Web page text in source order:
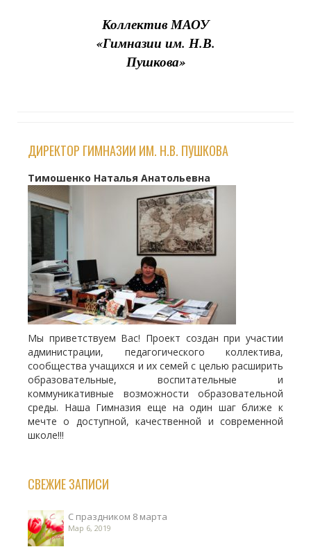
Коллектив МАОУ
«Гимназии им. Н.В.
Пушкова»
ДИРЕКТОР ГИМНАЗИИ ИМ. Н.В. ПУШКОВА
Тимошенко Наталья Анатольевна
Мы приветствуем Вас! Проект создан при участии
администрации, педагогического коллектива,
сообщества учащихся и их семей с целью расширить
образовательные, воспитательные и
коммуникативные возможности образовательной
среды. Наша Гимназия еще на один шаг ближе к
мечте о доступной, качественной и современной
школе!!!
СВЕЖИЕ ЗАПИСИ
С праздником 8 марта
Мар 6, 2019